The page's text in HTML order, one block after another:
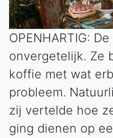
OPENHARTIG:
onvergetelijk. Ze
koffie met wat
probleem.
zij vertelde hoe
ging dienen op